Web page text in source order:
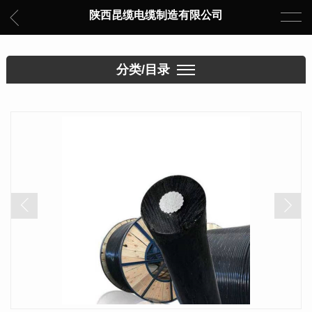
陕西昆缆电缆制造有限公司
分类/目录